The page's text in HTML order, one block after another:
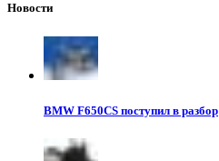
Новости
BMW F650CS поступил в разбор